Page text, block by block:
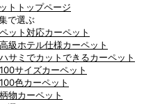
トトップページ
で選ぶ
ペット対応カーペット
高級ホテル仕様カーペット
ハサミでカットできるカーペット
100サイズカーペット
100色カーペット
柄物カーペット